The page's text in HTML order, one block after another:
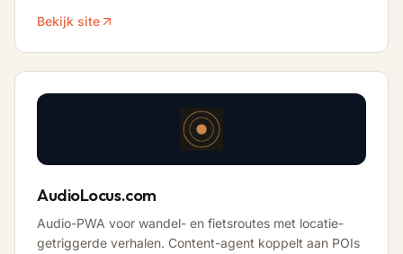
Bekijk site
AudioLocus.com
Audio-PWA voor wandel- en fietsroutes met locatie-
getriggerde verhalen. Content-agent koppelt aan POIs